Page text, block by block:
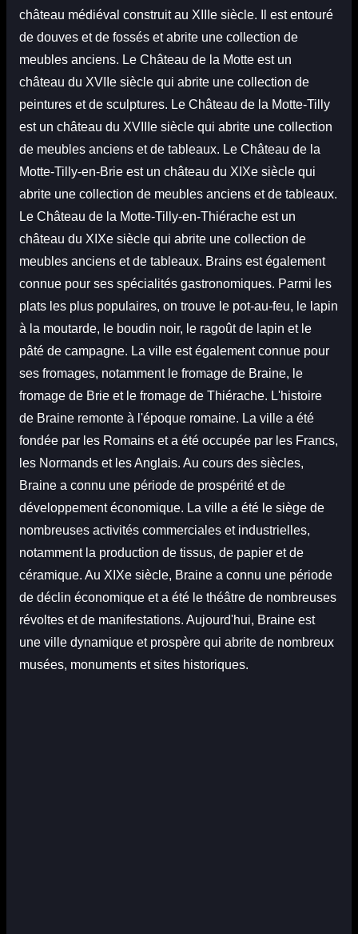
château médiéval construit au XIIIe siècle. Il est entouré
de douves et de fossés et abrite une collection de
meubles anciens. Le Château de la Motte est un
château du XVIIe siècle qui abrite une collection de
peintures et de sculptures. Le Château de la Motte-Tilly
est un château du XVIIIe siècle qui abrite une collection
de meubles anciens et de tableaux. Le Château de la
Motte-Tilly-en-Brie est un château du XIXe siècle qui
abrite une collection de meubles anciens et de tableaux.
Le Château de la Motte-Tilly-en-Thiérache est un
château du XIXe siècle qui abrite une collection de
meubles anciens et de tableaux. Brains est également
connue pour ses spécialités gastronomiques. Parmi les
plats les plus populaires, on trouve le pot-au-feu, le lapin
à la moutarde, le boudin noir, le ragoût de lapin et le
pâté de campagne. La ville est également connue pour
ses fromages, notamment le fromage de Braine, le
fromage de Brie et le fromage de Thiérache. L'histoire
de Braine remonte à l'époque romaine. La ville a été
fondée par les Romains et a été occupée par les Francs,
les Normands et les Anglais. Au cours des siècles,
Braine a connu une période de prospérité et de
développement économique. La ville a été le siège de
nombreuses activités commerciales et industrielles,
notamment la production de tissus, de papier et de
céramique. Au XIXe siècle, Braine a connu une période
de déclin économique et a été le théâtre de nombreuses
révoltes et de manifestations. Aujourd'hui, Braine est
une ville dynamique et prospère qui abrite de nombreux
musées, monuments et sites historiques.